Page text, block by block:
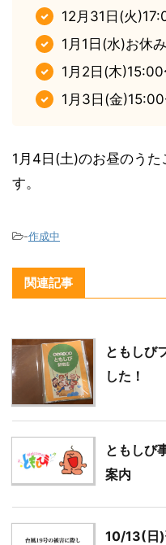
12月31日(火
1月1日(水)お休み
1月2日(木
1月3日(金
1月4日(土)のお昼のうた
す。
-作成中
関連記事
ともしび
した！
ともしび
案内
10/13(日)